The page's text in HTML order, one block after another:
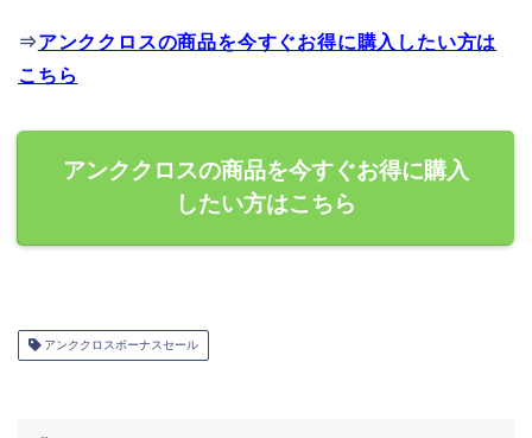
⇒アンククロスの商品を今すぐお得に購入したい方は
こちら
アンククロスの商品を今すぐお得に購入
したい方はこちら
アンククロスボーナスセール